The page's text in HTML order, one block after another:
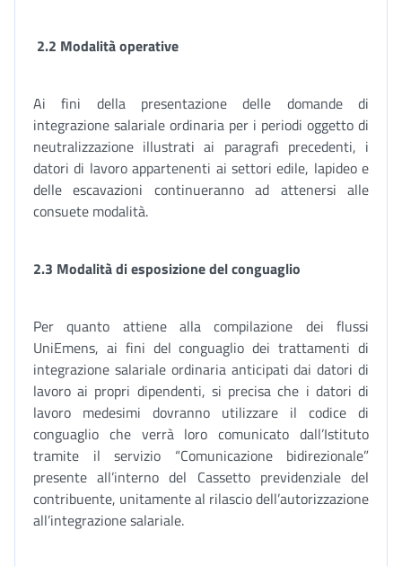
2.2 Modalità operative
Ai fini della presentazione delle domande di
integrazione salariale ordinaria per i periodi oggetto di
neutralizzazione illustrati ai paragrafi precedenti, i
datori di lavoro appartenenti ai settori edile, lapideo e
delle escavazioni continueranno ad attenersi alle
consuete modalità.
2.3 Modalità di esposizione del conguaglio
Per quanto attiene alla compilazione dei flussi
UniEmens, ai fini del conguaglio dei trattamenti di
integrazione salariale ordinaria anticipati dai datori di
lavoro ai propri dipendenti, si precisa che i datori di
lavoro medesimi dovranno utilizzare il codice di
conguaglio che verrà loro comunicato dall’Istituto
tramite il servizio “Comunicazione bidirezionale”
presente all’interno del Cassetto previdenziale del
contribuente, unitamente al rilascio dell’autorizzazione
all’integrazione salariale.